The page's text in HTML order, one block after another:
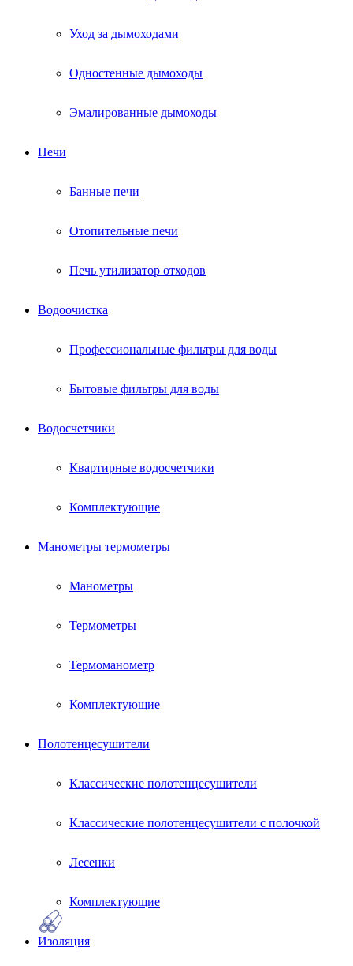
Уход за дымоходами
Одностенные дымоходы
Эмалированные дымоходы
Печи
Банные печи
Отопительные печи
Печь утилизатор отходов
Водоочистка
Профессиональные фильтры для воды
Бытовые фильтры для воды
Водосчетчики
Квартирные водосчетчики
Комплектующие
Манометры термометры
Манометры
Термометры
Термоманометр
Комплектующие
Полотенцесушители
Классические полотенцесушители
Классические полотенцесушители с полочкой
Лесенки
Комплектующие
Изоляция